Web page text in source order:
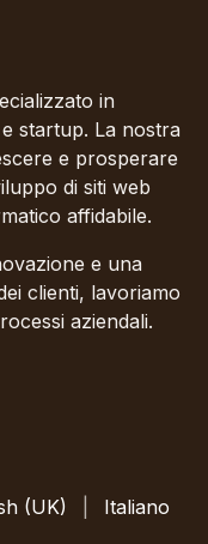
in
startup. La nostra
e prosperare
di siti web
affidabile.
e una
clienti, lavoriamo
aziendali.
(UK) Italiano